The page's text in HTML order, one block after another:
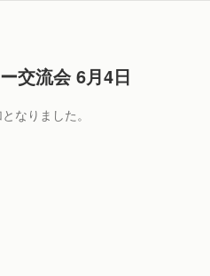
交流会 6月4日
なりました。